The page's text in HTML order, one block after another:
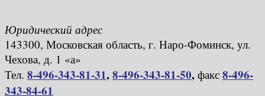
Юридический адрес
143300, Московская область, г. Наро-Фоминск, ул.
Чехова, д. 1 «а»
Тел. 8-496-343-81-31,8-496-343-81-50, факс 8-496-
343-84-61